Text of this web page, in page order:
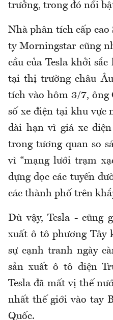
trưởng, trong đó nổi
Nhà phân tích cấp cao
ty Morningstar cũng
cầu của Tesla khởi
tại thị trường châu
tích vào hôm 3/7, ông
số xe điện tại khu vực
dài hạn vì giá xe
trong tương quan so
vì “mạng lưới trạm
dựng dọc các tuyến
các thành phố trên
Dù vậy, Tesla - cũng
xuất ô tô phương Tây
sự cạnh tranh ngày
sản xuất ô tô điện
Tesla đã mất vị thế
nhất thế giới vào tay
Quốc.